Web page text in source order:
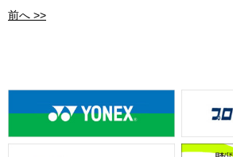
前へ >>